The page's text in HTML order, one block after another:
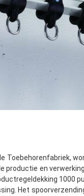
Toebehorenfabriek,
productie en
1000
Het